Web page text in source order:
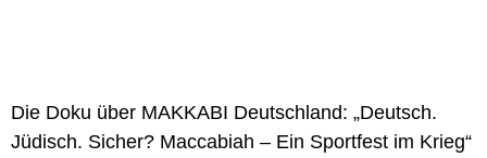
Die Doku über MAKKABI Deutschland: „Deutsch.
Jüdisch. Sicher? Maccabiah – Ein Sportfest im Krieg“